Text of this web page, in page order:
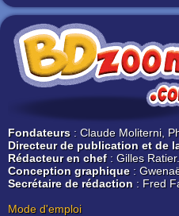
Fondateurs : Claude Moliterni,
Directeur de publication et de
Rédacteur en chef: Gilles Ratier.
Conception graphique:
Secrétaire de rédaction : Fred
Mode d'emploi